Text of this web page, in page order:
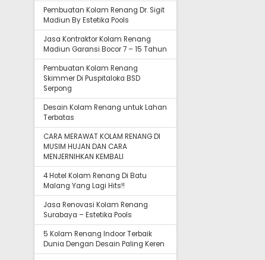
Pembuatan Kolam Renang Dr. Sigit
Madiun By Estetika Pools
Jasa Kontraktor Kolam Renang
Madiun Garansi Bocor 7 – 15 Tahun
Pembuatan Kolam Renang
Skimmer Di Puspitaloka BSD
Serpong
Desain Kolam Renang untuk Lahan
Terbatas
CARA MERAWAT KOLAM RENANG DI
MUSIM HUJAN DAN CARA
MENJERNIHKAN KEMBALI
4 Hotel Kolam Renang Di Batu
Malang Yang Lagi Hits!!
Jasa Renovasi Kolam Renang
Surabaya – Estetika Pools
5 Kolam Renang Indoor Terbaik
Dunia Dengan Desain Paling Keren